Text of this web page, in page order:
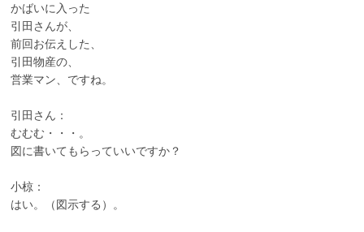
かばいに入った
引田さんが、
前回お伝えした、
引田物産の、
営業マン、ですね。
引田さん：
むむむ・・・。
図に書いてもらっていいですか？
小椋：
はい。（図示する）。